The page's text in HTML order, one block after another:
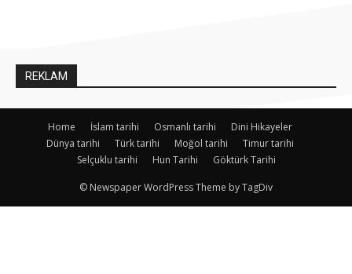
REKLAM
Home İslam tarihi Osmanlı tarihi
Dini Hikayeler
Dünya tarihi
Türk tarihi Moğol tarihi
Timur tarihi
Selçuklu tarihi
Hun Tarihi Göktürk Tarihi
© Newspaper WordPress Theme by TagDiv